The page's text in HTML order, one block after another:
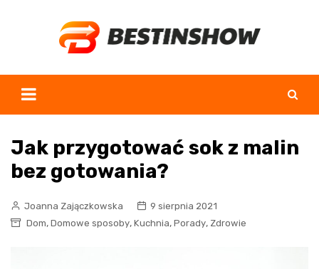
Jak przygotować sok z malin
bez gotowania?
Joanna Zajączkowska
9 sierpnia 2021
Dom, Domowe sposoby, Kuchnia, Porady, Zdrowie